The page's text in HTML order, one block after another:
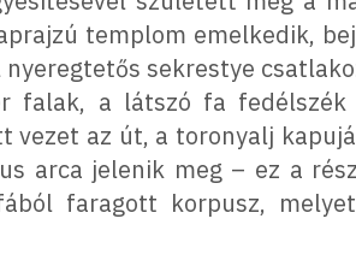
templom emelkedik,
sekrestye
falak, a látszó fa
vezet az út, a toronyalj
arca jelenik meg – ez a
faragott korpusz,